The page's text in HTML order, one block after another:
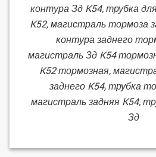
контура Зд K54, трубка
K52, магистраль тормоза
контура заднего
магистраль Зд K54
K52 тормозная,
заднего K54, трубка
магистраль задняя K54,
Зд